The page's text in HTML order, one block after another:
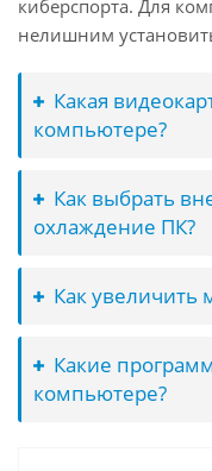
киберспорта. Для
нелишним
Какая
компьютере?
Как выбрать
охлаждение ПК?
Как увеличить
Какие
компьютере?